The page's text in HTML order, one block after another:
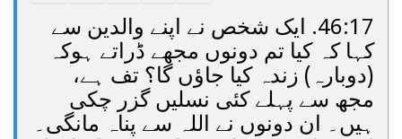
46:17. ایک شخص نے اپنے والدین سے
کہا کہ کیا تم دونوں مجھے ڈراتے ہوکہ
(دوبارہ) زندہ کیا جاؤں گا؟ تف ہے،
مجھ سے پہلے کئی نسلیں گزر چکی
ہیں۔ ان دونوں نے اللہ سے پناہ مانگی۔